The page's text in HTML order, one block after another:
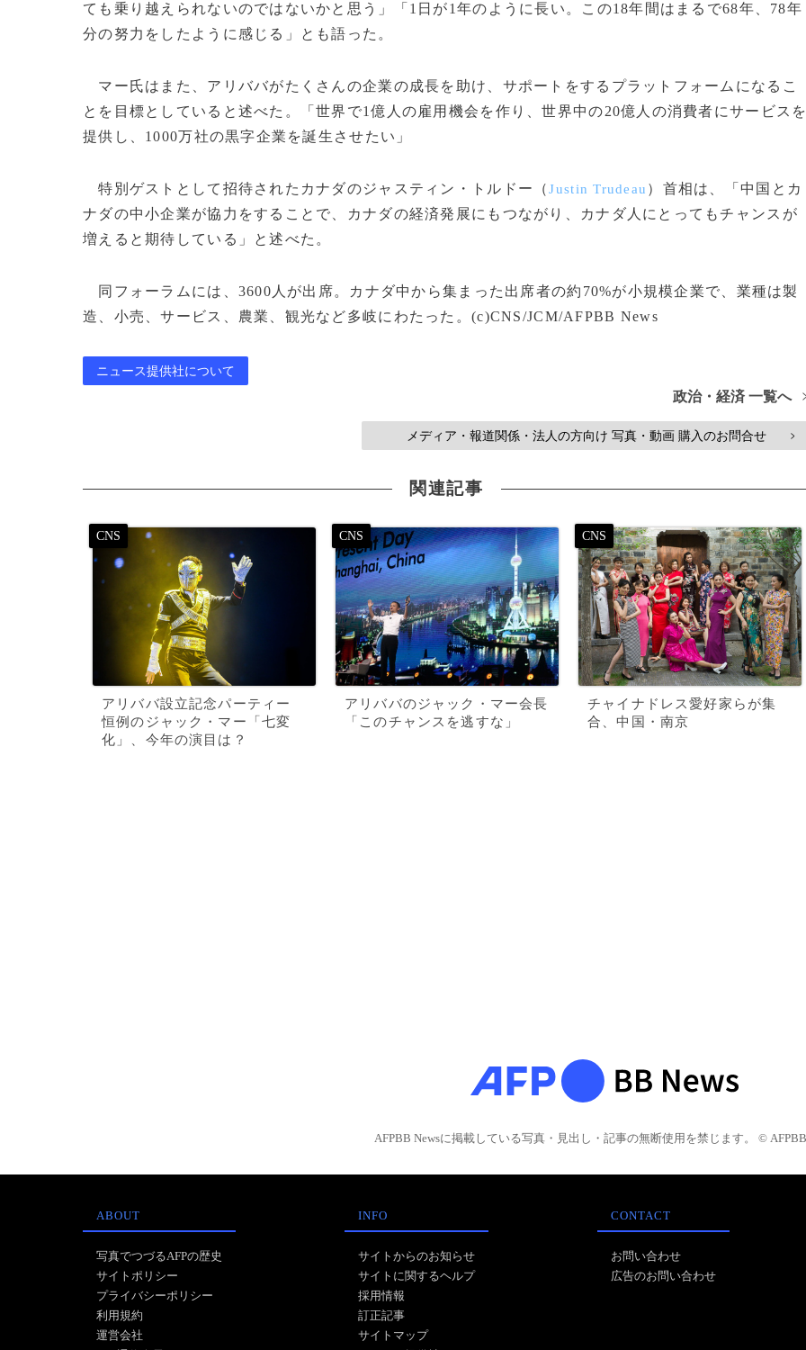
ても乗り越えられないのではないかと思う」「1日が1年のように長い。この18年間はまるで68年、78年
分の努力をしたように感じる」とも語った。
マー氏はまた、アリババがたくさんの企業の成長を助け、サポートをするプラットフォームになるこ
とを目標としていると述べた。「世界で1億人の雇用機会を作り、世界中の20億人の消費者にサービス
提供し、1000万社の黒字企業を誕生させたい」
特別ゲストとして招待されたカナダのジャスティン・トルドー（Justin Trudeau ）首相は、「中国とカ
ナダの中小企業が協力をすることで、カナダの経済発展にもつながり、カナダ人にとってもチャンスが
増えると期待している」と述べた。
同フォーラムには、3600人が出席。カナダ中から集まった出席者の約70%が小規模企業で、業種は製
造、小売、サービス、農業、観光など多岐にわたった。(c)CNS/JCM/AFPBB News
ニュース提供社について
政治・経済 一覧へ
メディア・報道関係・法人の方向け 写真・動画 購入のお問合せ >
関連記事
アリババ設立記念パーティー
恒例のジャック・マー「七変
化」、今年の演目は？
アリババのジャック・マー会長
「このチャンスを逃すな」
チャイナドレス愛好家らが集
合、中国・南京
AFPBB Newsに掲載している写真・見出し・記事の無断使用を禁じます。 © AFPBB
ABOUT
写真でつづるAFPの歴史
サイトポリシー
プライバシーポリシー
利用規約
運営会社
INFO
サイトからのお知らせ
サイトに関するヘルプ
採用情報
訂正記事
サイトマップ
CONTACT
お問い合わせ
広告のお問い合わせ